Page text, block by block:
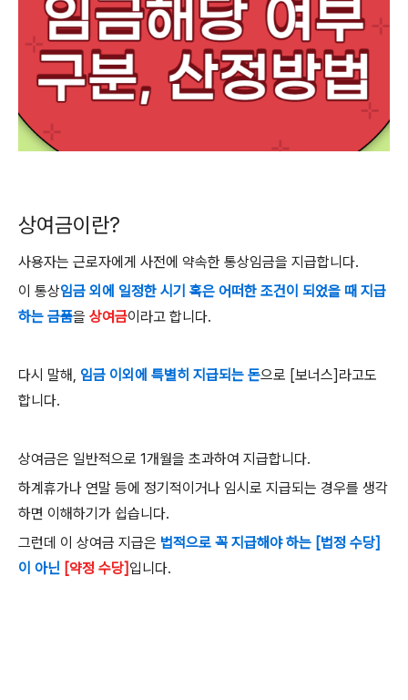
상여금이란?
사용자는 근로자에게 사전에 약속한 통상임금을 지급합니다.
이 통상임금 외에 일정한 시기 혹은 어떠한 조건이 되었을 때 지급
하는 금품을 상여금이라고 합니다.
다시 말해, 임금 이외에 특별히 지급되는 돈으로 [보너스] 라고도
합니다.
상여금은 일반적으로 1개월을 초과하여 지급합니다.
하계휴가나 연말 등에 정기적이거나 임시로 지급되는 경우를 생각
하면 이해하기가 쉽습니다.
그런데 이 상여금 지급은 법적으로 꼭 지급해야 하는 [법정 수당]
이 아닌 [약정 수당] 입니다.